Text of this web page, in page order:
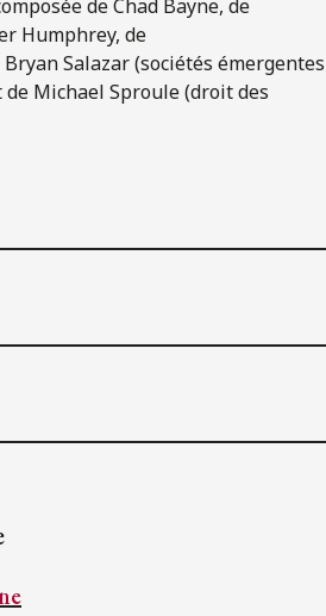
de Chad Bayne, de
Humphrey, de
Salazar (sociétés émergentes
Michael Sproule (droit des